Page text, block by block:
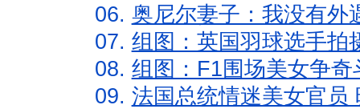
06. 奥尼尔妻子：我没有外
07. 组图：英国羽球选手拍
08. 组图：F1围场美女争
09. 法国总统情迷美女官员